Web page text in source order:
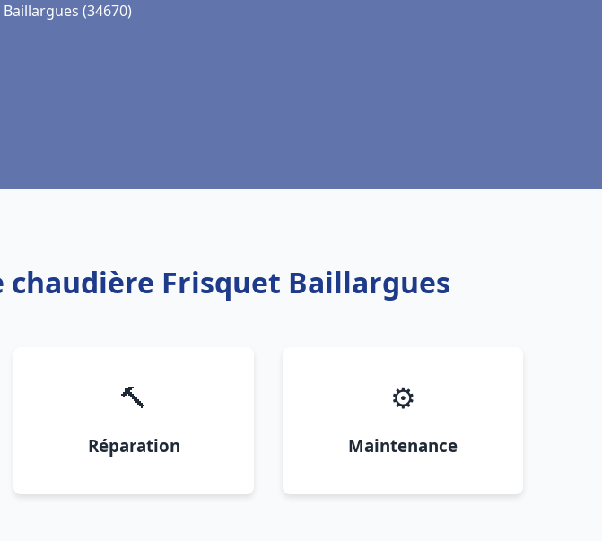
(34670)
Frisquet Baillargues
🔨
Réparation
⚙️
Maintenance